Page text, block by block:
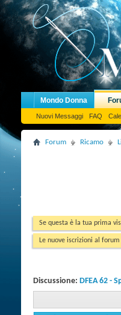
Mondo Donna
Nuovi Messaggi FAQ
Forum Ricamo
Se questa è la tua prima
Le nuove iscrizioni al
Discussione: DFEA 62 -